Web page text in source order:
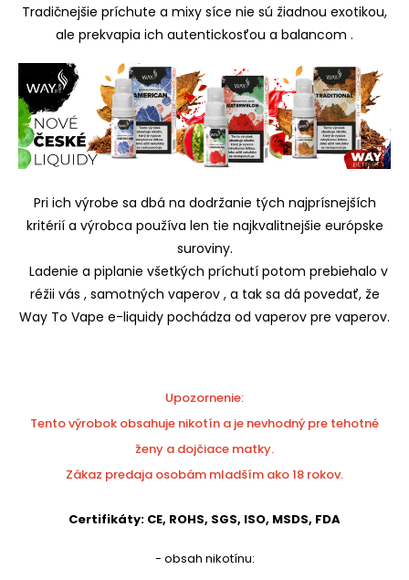
Tradičnejšie príchute a mixy síce nie sú žiadnou exotikou,
ale prekvapia ich autentickosťou a balancom .
Pri ich výrobe sa dbá na dodržanie tých najprísnejších
kritérií a výrobca používa len tie najkvalitnejšie európske
suroviny.
Ladenie a piplanie všetkých príchutí potom prebiehalo v
réžii vás , samotných vaperov , a tak sa dá povedať, že
Way To Vape e-liquidy pochádza od vaperov pre vaperov.
Upozornenie:
Tento výrobok obsahuje nikotín a je nevhodný pre tehotné
ženy a dojčiace matky.
Zákaz predaja osobám mladším ako 18 rokov.
Certifikáty: CE, ROHS, SGS, ISO, MSDS, FDA
- obsah nikotínu: